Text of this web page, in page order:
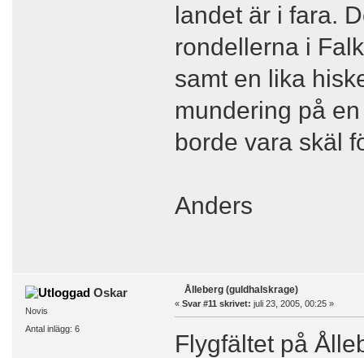
landet är i fara.
rondellerna i
samt en lika
mundering på
borde vara skäl
Anders
Oskar
Novis
Antal inlägg: 6
Ålleberg (guldhalskrage)
« Svar #11 skrivet: juli 23, 2005, 00:25 »
Flygfältet på